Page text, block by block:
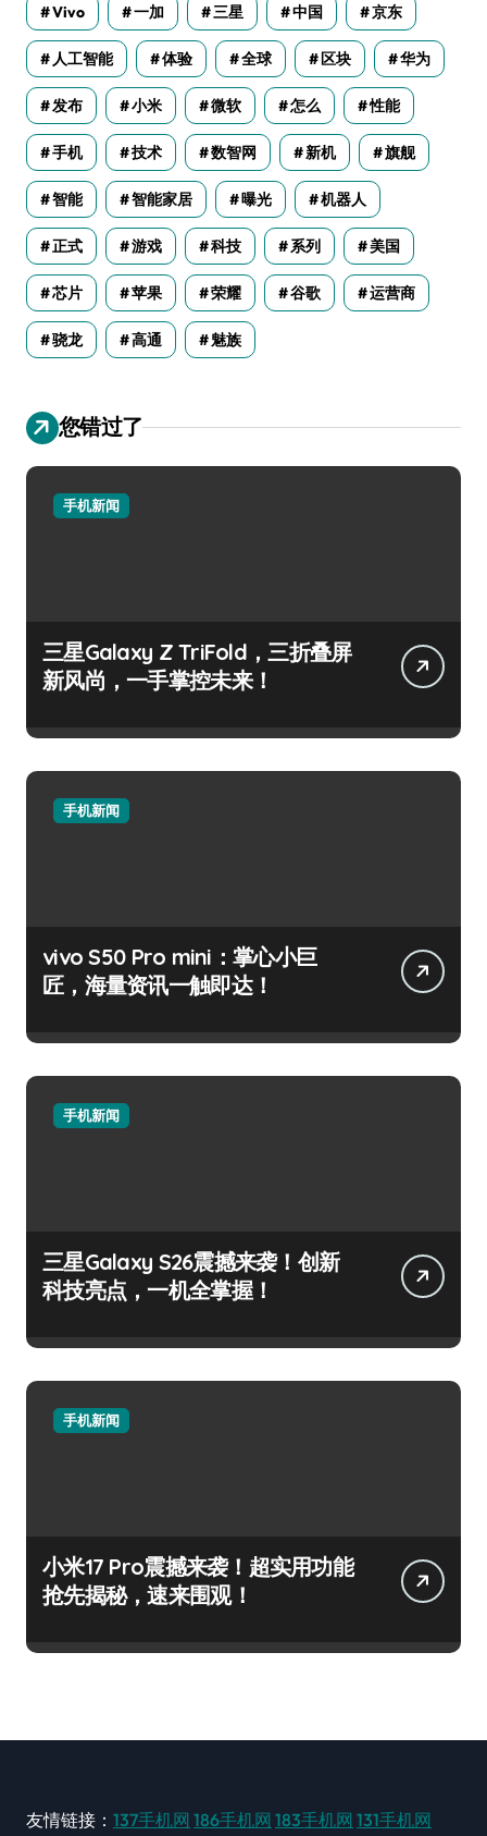
Vivo 一加 三星 中国 京东
人工智能 体验 全球 区块 华为
发布 小米 微软 怎么 性能
手机 技术 数智网 新机 旗舰
智能 智能家居 曝光 机器人
正式 游戏 科技 系列 美国
芯片 苹果 荣耀 谷歌 运营商
骁龙 高通 魅族
您错过了
手机新闻
三星Galaxy Z TriFold，三折叠屏
新风尚，一手掌控未来！
手机新闻
vivo S50 Pro mini：掌心小巨
匠，海量资讯一触即达！
手机新闻
三星Galaxy S26震撼来袭！创新
科技亮点，一机全掌握！
手机新闻
小米17 Pro震撼来袭！超实用功能
抢先揭秘，速来围观！
友情链接： 137手机网 186手机网 183手机网 131手机网